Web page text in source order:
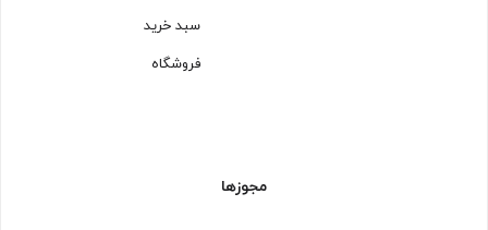
سبد خرید
فروشگاه
مجوزها